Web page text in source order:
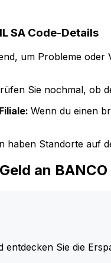
SA Code-Details
um Probleme
Sie nochmal, ob
Wenn du einen
haben Standorte auf
an BANCO
Sie die